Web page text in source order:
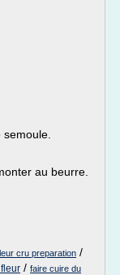
au beurre.
cru preparation /
/ faire cuire du